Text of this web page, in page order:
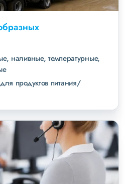
наливные, температурные,
продуктов питания/